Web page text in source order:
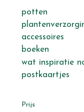
potten
accessoires
boeken
wat inspiratie
postkaartjes
Prijs